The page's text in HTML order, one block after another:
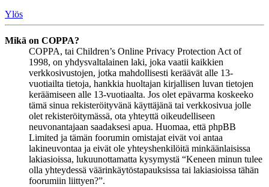
Ylös
Mikä on COPPA?
COPPA, tai Children’s Online Privacy Protection Act of
1998, on yhdysvaltalainen laki, joka vaatii kaikkien
verkkosivustojen, jotka mahdollisesti keräävät alle 13-
vuotiailta tietoja, hankkia huoltajan kirjallisen luvan tietojen
keräämiseen alle 13-vuotiaalta. Jos olet epävarma koskeeko
tämä sinua rekisteröityvänä käyttäjänä tai verkkosivua jolle
olet rekisteröitymässä, ota yhteyttä oikeudelliseen
neuvonantajaan saadaksesi apua. Huomaa, että phpBB
Limited ja tämän foorumin omistajat eivät voi antaa
lakineuvontaa ja eivät ole yhteyshenkilöitä minkäänlaisissa
lakiasioissa, lukuunottamatta kysymystä “Keneen minun tulee
olla yhteydessä väärinkäytöstapauksissa tai lakiasioissa tähän
foorumiin liittyen?”.